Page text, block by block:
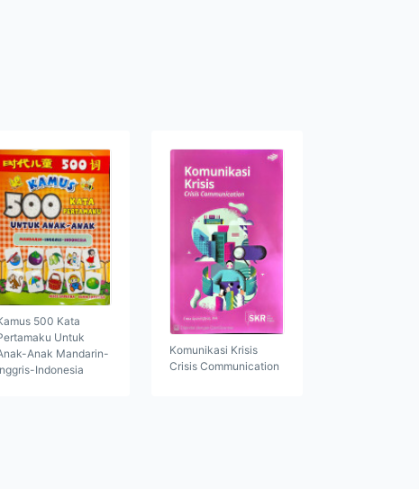
500 Kata
Untuk
Anak Mandarin-
Indonesia
Komunikasi Krisis
Crisis Communication